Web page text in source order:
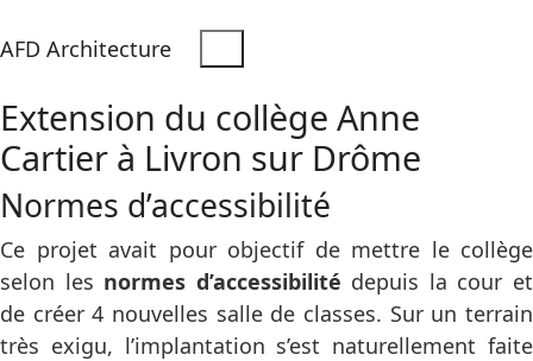
AFD Architecture
Extension du collège Anne
Cartier à Livron sur Drôme
Normes d’accessibilité
Ce projet avait pour objectif de mettre le collège
selon les normes d’accessibilité depuis la cour et
de créer 4 nouvelles salle de classes. Sur un terrain
très exigu, l’implantation s’est naturellement faite